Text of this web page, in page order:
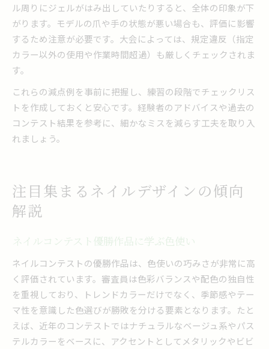
ル周りにジェルがはみ出していたりすると、全体の印象が下
がります。モデルの爪や手の状態が悪い場合も、評価に影響
するため注意が必要です。大会によっては、規定違反（指定
カラー以外の使用や作業時間超過）も厳しくチェックされま
す。
これらの減点例を事前に把握し、練習の段階でチェックリス
トを作成しておくと安心です。経験者のアドバイスや過去の
コンテスト結果を参考に、細かなミスを減らす工夫を取り入
れましょう。
注目集まるネイルデザインの傾向
解説
ネイルコンテスト優勝作品に学ぶ色使い
ネイルコンテストの優勝作品は、色使いの巧みさが非常に高
く評価されています。審査員は色彩バランスや配色の独自性
を重視しており、トレンドカラーだけでなく、季節感やテー
マ性を意識した色選びが勝敗を分ける要素となります。たと
えば、近年のコンテストではナチュラルなベージュ系やパス
テルカラーをベースに、アクセントとしてメタリックやビビ